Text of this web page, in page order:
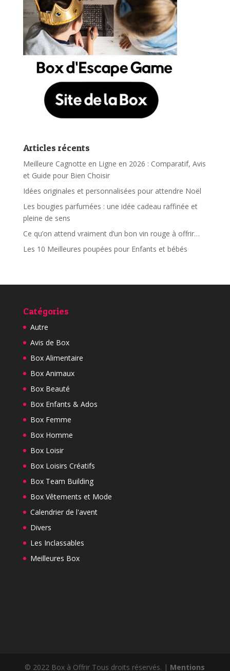
Articles récents
Meilleure Cagnotte en Ligne en 2026 : Comparatif, Avis
et Guide pour Bien Choisir
Idées originales et personnalisées pour attendre Noël
Les bougies parfumées : une idée cadeau raffinée et
pleine de sens
Ce qu’on attend vraiment d’un bon vin rouge à offrir…
Les 10 Meilleures poupées pour Enfants et bébés
Catégories
Autre
Avis de Box
Box Alimentaire
Box Animaux
Box Beauté
Box Enfants & Ados
Box Femme
Box Homme
Box Loisir
Box Loisirs Créatifs
Box Team Building
Box Vêtements et Mode
Calendrier de l'avent
Divers
Les Inclassables
Meilleures Box
© 2022 Box à Offrir Tous droits réservés. | Mentions